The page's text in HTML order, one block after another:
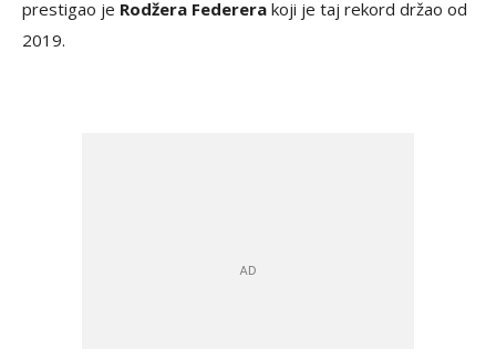
prestigao je Rodžera Federera koji je taj rekord držao od
2019.